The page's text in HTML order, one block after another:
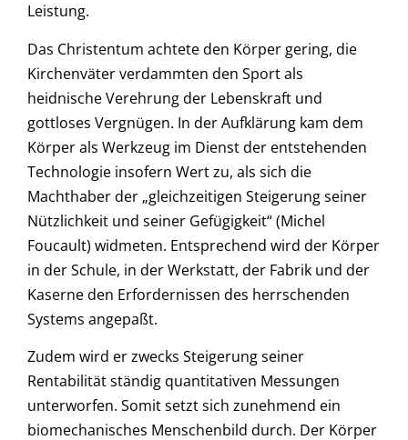
Leistung.
Das Christentum achtete den Körper gering, die
Kirchenväter verdammten den Sport als
heidnische Verehrung der Lebenskraft und
gottloses Vergnügen. In der Aufklärung kam dem
Körper als Werkzeug im Dienst der entstehenden
Technologie insofern Wert zu, als sich die
Machthaber der „gleichzeitigen Steigerung seiner
Nützlichkeit und seiner Gefügigkeit“ (Michel
Foucault) widmeten. Entsprechend wird der Körper
in der Schule, in der Werkstatt, der Fabrik und der
Kaserne den Erfordernissen des herrschenden
Systems angepaßt.
Zudem wird er zwecks Steigerung seiner
Rentabilität ständig quantitativen Messungen
unterworfen. Somit setzt sich zunehmend ein
biomechanisches Menschenbild durch. Der Körper